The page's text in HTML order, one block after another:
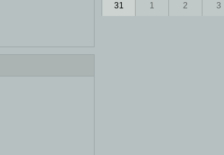
31 1 2 3